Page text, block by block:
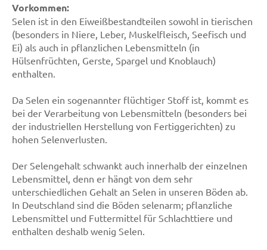
Vorkommen:
Selen ist in den Eiweißbestandteilen sowohl in tierischen
(besonders in Niere, Leber, Muskelfleisch, Seefisch und
Ei) als auch in pflanzlichen Lebensmitteln (in
Hülsenfrüchten, Gerste, Spargel und Knoblauch)
enthalten.
Da Selen ein sogenannter flüchtiger Stoff ist, kommt es
bei der Verarbeitung von Lebensmitteln (besonders bei
der industriellen Herstellung von Fertiggerichten) zu
hohen Selenverlusten.
Der Selengehalt schwankt auch innerhalb der einzelnen
Lebensmittel, denn er hängt von dem sehr
unterschiedlichen Gehalt an Selen in unseren Böden ab.
In Deutschland sind die Böden selenarm; pflanzliche
Lebensmittel und Futtermittel für Schlachttiere und
enthalten deshalb wenig Selen.